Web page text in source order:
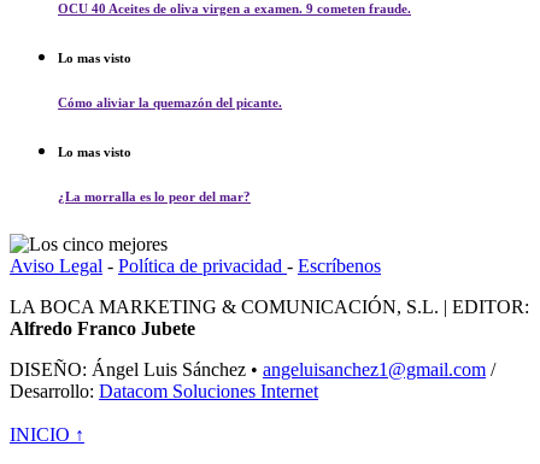
OCU 40 Aceites de oliva virgen a examen. 9 cometen fraude.
Lo mas visto
Cómo aliviar la quemazón del picante.
Lo mas visto
¿La morralla es lo peor del mar?
Aviso Legal - Política de privacidad - Escríbenos
LA BOCA MARKETING & COMUNICACIÓN, S.L. | EDITOR:
Alfredo Franco Jubete
DISEÑO: Ángel Luis Sánchez • angeluisanchez1@gmail.com /
Desarrollo: Datacom Soluciones Internet
INICIO ↑